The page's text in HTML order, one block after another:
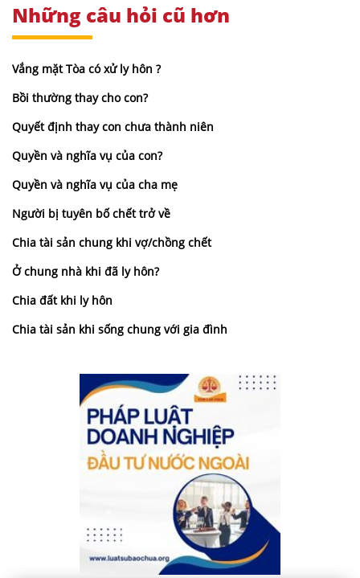
Những câu hỏi cũ hơn
Vắng mặt Tòa có xử ly hôn ?
Bồi thường thay cho con?
Quyết định thay con chưa thành niên
Quyền và nghĩa vụ của con?
Quyền và nghĩa vụ của cha mẹ
Người bị tuyên bố chết trở về
Chia tài sản chung khi vợ/chồng chết
Ở chung nhà khi đã ly hôn?
Chia đất khi ly hôn
Chia tài sản khi sống chung với gia đình